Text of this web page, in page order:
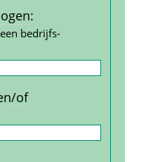
:
bedrijfs­
of